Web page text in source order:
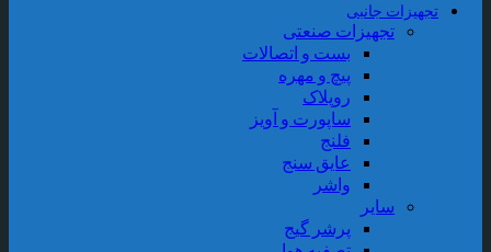
تجهیزات جانبی
تجهیزات صنعتی
بست و اتصالات
پیچ و مهره
روپلاک
ساپورت و آویز
فلنج
عایق سنج
واشر
سایر
پرشر گیج